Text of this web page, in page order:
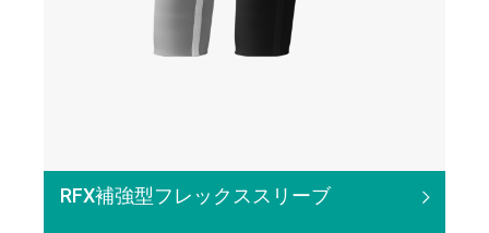
RFX補強型フレックススリーブ